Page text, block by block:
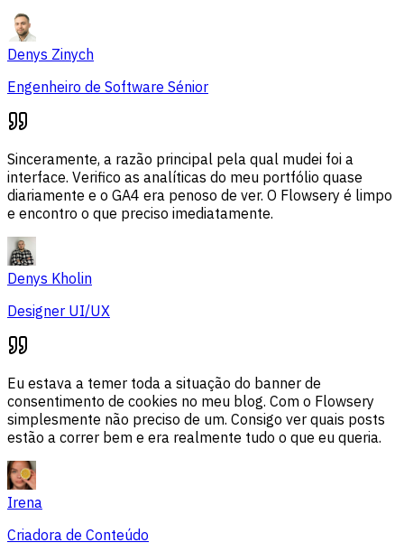
Denys Zinych
Engenheiro de Software Sénior
Sinceramente, a razão principal pela qual mudei foi a
interface. Verifico as analíticas do meu portfólio quase
diariamente e o GA4 era penoso de ver. O Flowsery é limpo
e encontro o que preciso imediatamente.
Denys Kholin
Designer UI/UX
Eu estava a temer toda a situação do banner de
consentimento de cookies no meu blog. Com o Flowsery
simplesmente não preciso de um. Consigo ver quais posts
estão a correr bem e era realmente tudo o que eu queria.
Irena
Criadora de Conteúdo